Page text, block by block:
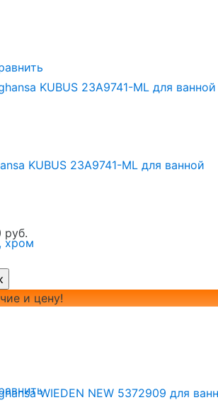
KUBUS 23A9741-ML для ванной
руб.
и цену!